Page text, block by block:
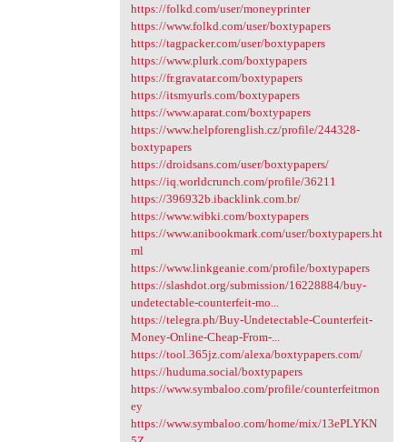
https://folkd.com/user/moneyprinter
https://www.folkd.com/user/boxtypapers
https://tagpacker.com/user/boxtypapers
https://www.plurk.com/boxtypapers
https://fr.gravatar.com/boxtypapers
https://itsmyurls.com/boxtypapers
https://www.aparat.com/boxtypapers
https://www.helpforenglish.cz/profile/244328-
boxtypapers
https://droidsans.com/user/boxtypapers/
https://iq.worldcrunch.com/profile/36211
https://396932b.ibacklink.com.br/
https://www.wibki.com/boxtypapers
https://www.anibookmark.com/user/boxtypapers.ht
ml
https://www.linkgeanie.com/profile/boxtypapers
https://slashdot.org/submission/16228884/buy-
undetectable-counterfeit-mo...
https://telegra.ph/Buy-Undetectable-Counterfeit-
Money-Online-Cheap-From-...
https://tool.365jz.com/alexa/boxtypapers.com/
https://huduma.social/boxtypapers
https://www.symbaloo.com/profile/counterfeitmon
ey
https://www.symbaloo.com/home/mix/13ePLYKN